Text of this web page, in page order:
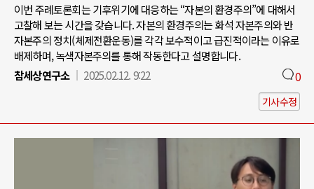
이번 주례토론회는 기후위기에 대응하는 “자본의 환경주의”에 대해서
고찰해 보는 시간을 갖습니다. 자본의 환경주의는 화석 자본주의와 반
자본주의 정치(체제전환운동)를 각각 보수적이고 급진적이라는 이유로
배제하며, 녹색자본주의를 통해 작동한다고 설명합니다.
참세상연구소
2025.02.12. 9:22 0
기사수정